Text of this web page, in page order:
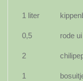
1 liter
0,5 rode
2
1